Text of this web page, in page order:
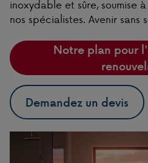
inoxydable et sûre, soumise
nos spécialistes. Avenir sans
Notre plan pour
Demandez un devis